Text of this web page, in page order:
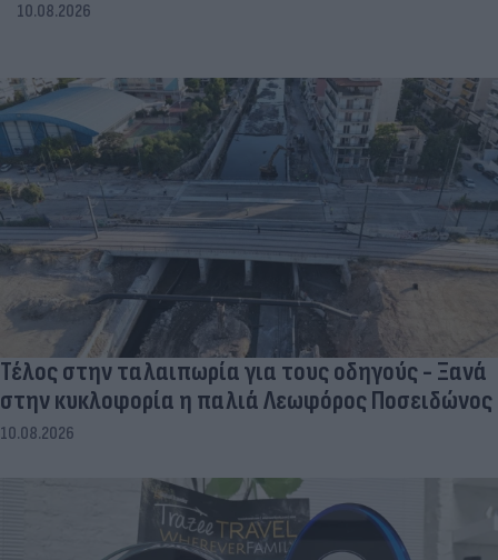
10.08.2026
Τέλος στην ταλαιπωρία για τους οδηγούς - Ξανά
στην κυκλοφορία η παλιά Λεωφόρος Ποσειδώνος
10.08.2026